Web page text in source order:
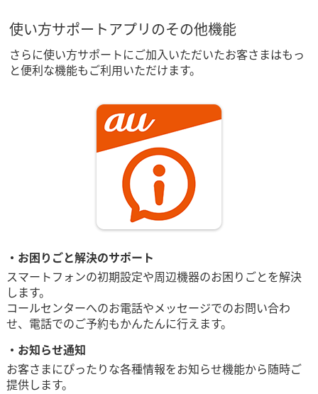
使い方サポートアプリのその他機能
さらに使い方サポートにご加入いただいたお客さまはもっ
と便利な機能もご利用いただけます。
・お困りごと解決のサポート
スマートフォンの初期設定や周辺機器のお困りごとを解決
します。
コールセンターへのお電話やメッセージでのお問い合わ
せ、電話でのご予約もかんたんに行えます。
・お知らせ通知
お客さまにぴったりな各種情報をお知らせ機能から随時ご
提供します。